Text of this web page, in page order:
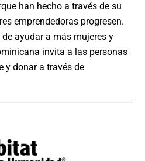
han hecho a través de su
emprendedoras progresen.
ayudar a más mujeres y
invita a las personas
y donar a través de